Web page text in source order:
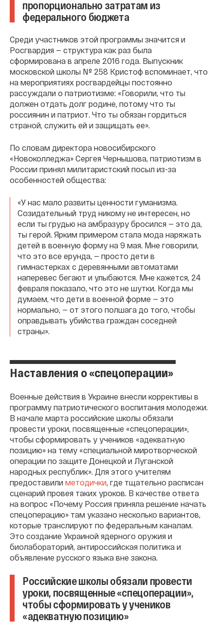
пропорционально затратам из
федерального бюджета
Среди участников этой программы значится и
Росгвардия — структура как раз была
сформирована в апреле 2016 года. Выпускник
московской школы № 258 Кристоф вспоминает, что
на мероприятиях росгвардейцы постоянно
рассуждали о патриотизме: «Говорили, что ты
должен отдать долг родине, потому что ты
россиянин и патриот. Что ты обязан гордиться
страной, служить ей и защищать ее».
По словам директора новосибирского
«Новоколледжа» Сергея Чернышова, патриотизм в
России принял милитаристский посыл из-за
особенностей общества:
«У нас мало развиты ценности гуманизма.
Созидательный труд никому не интересен, но
если ты грудью на амбразуру бросился — это да,
ты герой. Ярким примером стала мода наряжать
детей в военную форму на 9 мая. Мне говорили,
что это все ерунда, — просто дети в
гимнастерках с деревянными автоматами
наперевес бегают и улыбаются. Мне кажется, 24
февраля показало, что это не шутки. Когда мы
думаем, что дети в военной форме — это
нормально, — от этого полшага до того, чтобы
оправдывать убийства граждан соседней
страны».
Наставления о «спецоперации»
Военные действия в Украине внесли коррективы в
программу патриотического воспитания молодежи.
В начале марта российские школы обязали
провести уроки, посвященные «спецоперации»,
чтобы сформировать у учеников «адекватную
позицию» на тему «специальной миротворческой
операции по защите Донецкой и Луганской
народных республик». Для этого учителям
предоставили методички, где тщательно расписан
сценарий провея таких уроков. В качестве ответа
на вопрос «Почему Россия приняла решение начать
спецоперацию» там указано несколько вариантов,
которые транслируют по федеральным каналам.
Это создание Украиной ядерного оружия и
биолабораторий, антироссийская политика и
объявление русского языка вне закона.
Российские школы обязали провести
уроки, посвященные «спецоперации»,
чтобы сформировать у учеников
«адекватную позицию»